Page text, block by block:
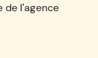
de l'agence